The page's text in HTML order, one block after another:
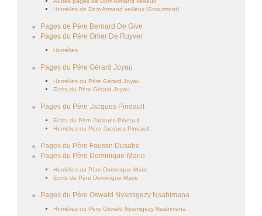
Homélies de Dom Armand veilleux (Scourmont)
Pages de Père Bernard De Give
Pages du Père Omer De Ruyver
Homélies
Pages du Père Gérard Joyau
Homélies du Père Gérard Joyau
Ecrits du Père Gérard Joyau
Pages du Père Jacques Pineault
Ecrits du Père Jacques Pineault
Homélies du Père Jacques Pineault
Pages du Père Faustin Dusabe
Pages du Père Dominique-Marie
Homélies du Père Dominique-Marie
Ecrits du Père Dominique-Marie
Pages du Père Oswald Nyamigezy Nsabimana
Homélies du Père Oswald Nyamigezy Nsabimana